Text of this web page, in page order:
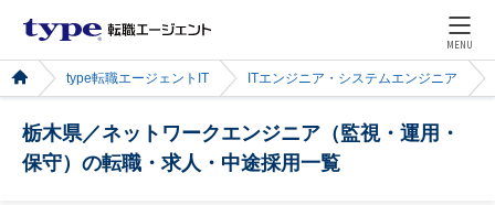
MENU
type転職エージェントIT ITエンジニア・システムエンジニア
栃木県／ネットワークエンジニア（監視・運用・
保守）の転職・求人・中途採用一覧